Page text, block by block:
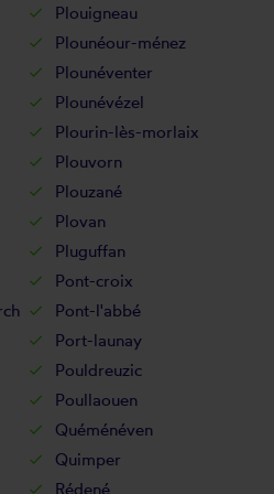
Plouigneau
Plounéour-ménez
Plounéventer
Plounévézel
Plourin-lès-morlaix
Plouvorn
Plouzané
Plovan
Pluguffan
Pont-croix
Pont-l'abbé
Port-launay
Pouldreuzic
Poullaouen
Quéménéven
Quimper
Rédené